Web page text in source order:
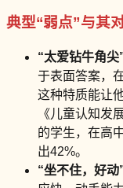
典型“弱点”与其
“太爱钻牛角尖
于表面答案，
这种特质能让
《儿童认知发
的学生，在高
出42%。
“坐不住，好动